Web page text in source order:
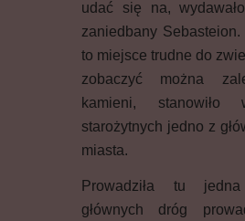
udać się na,
zaniedbany
to miejsce trudne do
zobaczyć można
kamieni, stanowiło
starożytnych jedno z
miasta.
Prowadziła tu
głównych dróg